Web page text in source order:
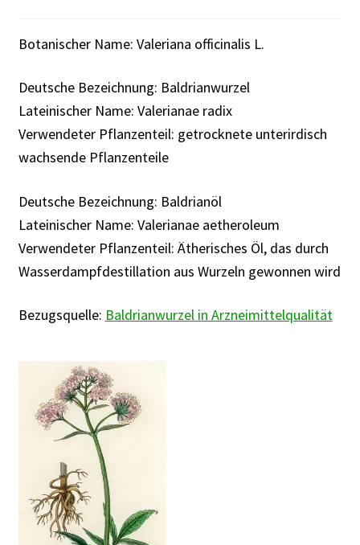
Rabattaktion
Botanischer Name: Valeriana officinalis L.
Deutsche Bezeichnung: Baldrianwurzel
Lateinischer Name: Valerianae radix
Verwendeter Pflanzenteil: getrocknete unterirdisch
wachsende Pflanzenteile
Deutsche Bezeichnung: Baldrianöl
Lateinischer Name: Valerianae aetheroleum
Verwendeter Pflanzenteil: Ätherisches Öl, das durch
Wasserdampfdestillation aus Wurzeln gewonnen wird
Bezugsquelle: Baldrianwurzel in Arzneimittelqualität